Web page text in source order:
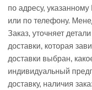
по адресу,
или по телефону.
Заказ, уточняет
доставки, которая
доставки выбран,
индивидуальный
доставку, наличия